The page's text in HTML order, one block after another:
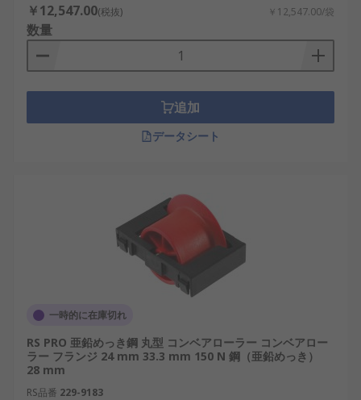
￥12,547.00(税抜) ￥12,547.00/袋
数量
追加
データシート
一時的に在庫切れ
RS PRO 亜鉛めっき鋼 丸型 コンベアローラー コンベアロー
ラー フランジ 24 mm 33.3 mm 150 N 鋼（亜鉛めっき）
28 mm
RS品番 229-9183